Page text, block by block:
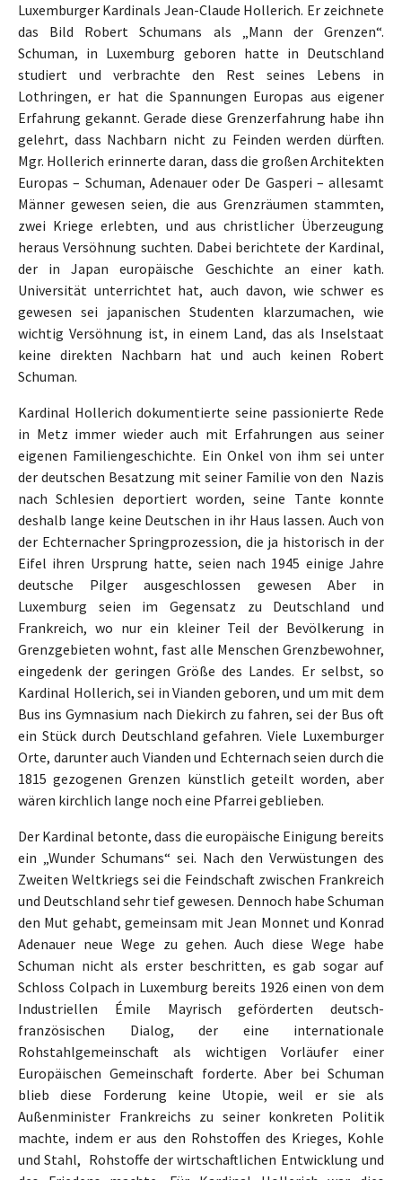
Luxemburger Kardinals Jean-Claude Hollerich. Er zeichnete
das Bild Robert Schumans als „Mann der Grenzen“.
Schuman, in Luxemburg geboren hatte in Deutschland
studiert und verbrachte den Rest seines Lebens in
Lothringen, er hat die Spannungen Europas aus eigener
Erfahrung gekannt. Gerade diese Grenzerfahrung habe ihn
gelehrt, dass Nachbarn nicht zu Feinden werden dürften.
Mgr. Hollerich erinnerte daran, dass die großen Architekten
Europas – Schuman, Adenauer oder De Gasperi – allesamt
Männer gewesen seien, die aus Grenzräumen stammten,
zwei Kriege erlebten, und aus christlicher Überzeugung
heraus Versöhnung suchten. Dabei berichtete der Kardinal,
der in Japan europäische Geschichte an einer kath.
Universität unterrichtet hat, auch davon, wie schwer es
gewesen sei japanischen Studenten klarzumachen, wie
wichtig Versöhnung ist, in einem Land, das als Inselstaat
keine direkten Nachbarn hat und auch keinen Robert
Schuman.
Kardinal Hollerich dokumentierte seine passionierte Rede
in Metz immer wieder auch mit Erfahrungen aus seiner
eigenen Familiengeschichte. Ein Onkel von ihm sei unter
der deutschen Besatzung mit seiner Familie von den Nazis
nach Schlesien deportiert worden, seine Tante konnte
deshalb lange keine Deutschen in ihr Haus lassen. Auch von
der Echternacher Springprozession, die ja historisch in der
Eifel ihren Ursprung hatte, seien nach 1945 einige Jahre
deutsche Pilger ausgeschlossen gewesen Aber in
Luxemburg seien im Gegensatz zu Deutschland und
Frankreich, wo nur ein kleiner Teil der Bevölkerung in
Grenzgebieten wohnt, fast alle Menschen Grenzbewohner,
eingedenk der geringen Größe des Landes. Er selbst, so
Kardinal Hollerich, sei in Vianden geboren, und um mit dem
Bus ins Gymnasium nach Diekirch zu fahren, sei der Bus oft
ein Stück durch Deutschland gefahren. Viele Luxemburger
Orte, darunter auch Vianden und Echternach seien durch die
1815 gezogenen Grenzen künstlich geteilt worden, aber
wären kirchlich lange noch eine Pfarrei geblieben.
Der Kardinal betonte, dass die europäische Einigung bereits
ein „Wunder Schumans“ sei. Nach den Verwüstungen des
Zweiten Weltkriegs sei die Feindschaft zwischen Frankreich
und Deutschland sehr tief gewesen. Dennoch habe Schuman
den Mut gehabt, gemeinsam mit Jean Monnet und Konrad
Adenauer neue Wege zu gehen. Auch diese Wege habe
Schuman nicht als erster beschritten, es gab sogar auf
Schloss Colpach in Luxemburg bereits 1926 einen von dem
Industriellen Émile Mayrisch geförderten deutsch-
französischen Dialog, der eine internationale
Rohstahlgemeinschaft als wichtigen Vorläufer einer
Europäischen Gemeinschaft forderte. Aber bei Schuman
blieb diese Forderung keine Utopie, weil er sie als
Außenminister Frankreichs zu seiner konkreten Politik
machte, indem er aus den Rohstoffen des Krieges, Kohle
und Stahl, Rohstoffe der wirtschaftlichen Entwicklung und